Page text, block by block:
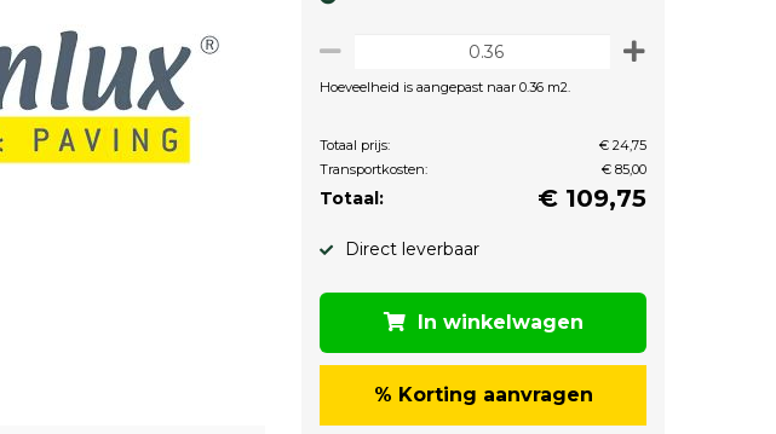
Hoeveelheid is aangepast naar 0.36 m2.
Totaal prijs:
€ 24,75
Transportkosten:
€ 85,00
Totaal: € 109,75
Direct leverbaar
In winkelwagen
% Korting aanvragen